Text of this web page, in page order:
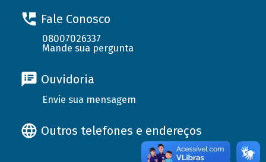
Fale Conosco
08007026337
Mande sua pergunta
Ouvidoria
Envie sua mensagem
Outros telefones e endereços